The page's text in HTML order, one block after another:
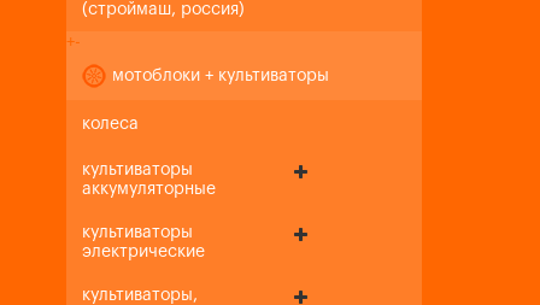
(строймаш, россия)
+-
мотоблоки + культиваторы
колеса
культиваторы
аккумуляторные
культиваторы
электрические
культиваторы,